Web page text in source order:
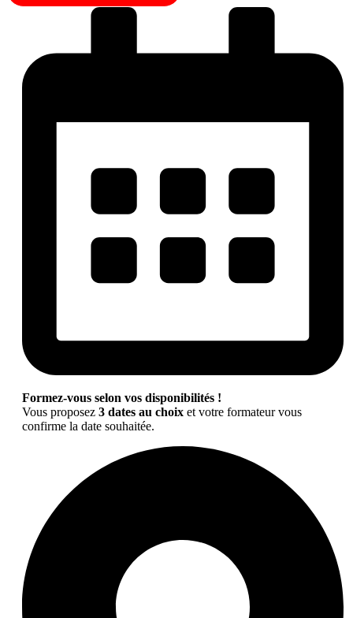
Formez-vous selon vos disponibilités !
Vous proposez 3 dates au choix et votre formateur vous
confirme la date souhaitée.